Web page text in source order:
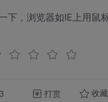
下，浏览器如IE上用鼠
3 打赏 收藏